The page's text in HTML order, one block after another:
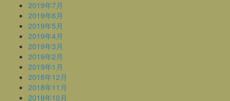
2019年7月
2019年6月
2019年5月
2019年4月
2019年3月
2019年2月
2019年1月
2018年12月
2018年11月
2018年10月